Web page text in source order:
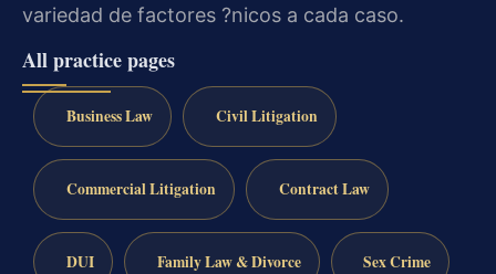
variedad de factores ?nicos a cada caso.
All practice pages
Business Law Civil Litigation
Commercial Litigation Contract Law
DUI Family Law & Divorce Sex Crime